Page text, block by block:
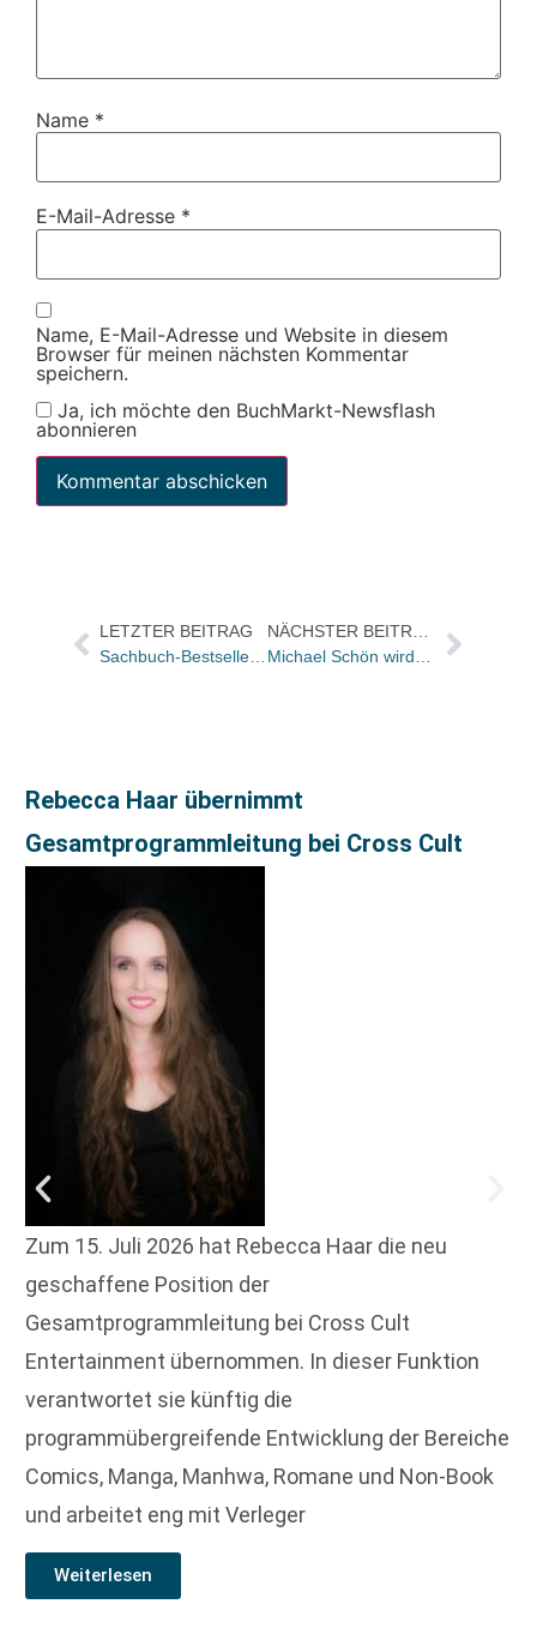
Name *
E-Mail-Adresse *
Name, E-Mail-Adresse und Website in diesem
Browser für meinen nächsten Kommentar
speichern.
Ja, ich möchte den BuchMarkt-Newsflash
abonnieren
LETZTER BEITRAG
Sachbuch-Bestseller-Listen: Alle 3 großen Listen sind sich einig: Sind wir zu alt & zu fett?
NÄCHSTER BEITRAG
Michael Schön wird alleiniger Geschäftsführer der MVB Marketing- und Verlagsservice des Buchhandels GmbH / Peter Schuck scheidet zum Jahresende aus
Rebecca Haar übernimmt
Gesamtprogrammleitung bei Cross Cult
Zum 15. Juli 2026 hat Rebecca Haar die neu
geschaffene Position der
Gesamtprogrammleitung bei Cross Cult
Entertainment übernommen. In dieser Funktion
verantwortet sie künftig die
programmübergreifende Entwicklung der Bereiche
Comics, Manga, Manhwa, Romane und Non-Book
und arbeitet eng mit Verleger
Weiterlesen